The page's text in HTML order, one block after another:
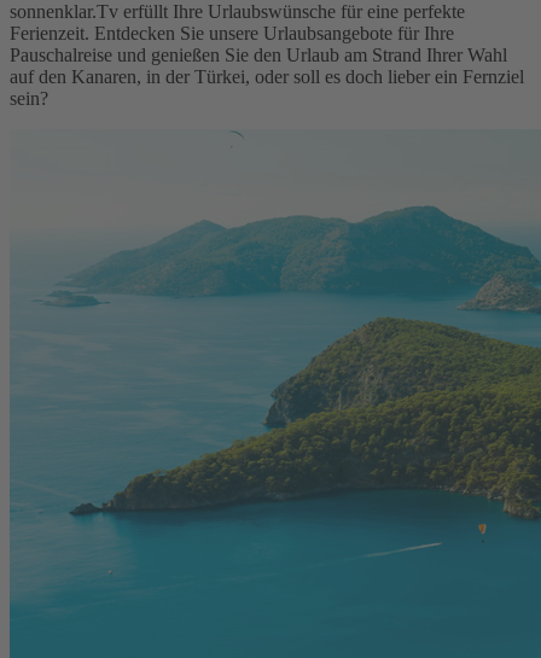
sonnenklar.Tv erfüllt Ihre Urlaubswünsche für eine perfekte
Ferienzeit. Entdecken Sie unsere Urlaubsangebote für Ihre
Pauschalreise und genießen Sie den Urlaub am Strand Ihrer Wahl
auf den Kanaren, in der Türkei, oder soll es doch lieber ein Fernziel
sein?